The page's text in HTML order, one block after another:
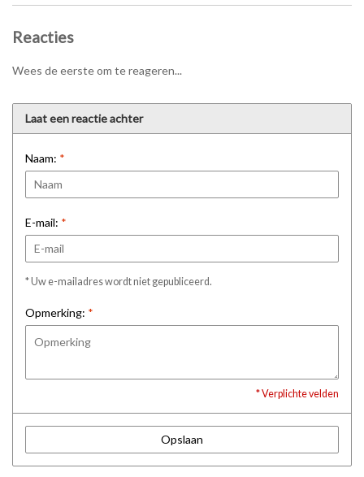
Reacties
Wees de eerste om te reageren...
Laat een reactie achter
Naam: *
E-mail: *
* Uw e-mailadres wordt niet gepubliceerd.
Opmerking: *
* Verplichte velden
Opslaan